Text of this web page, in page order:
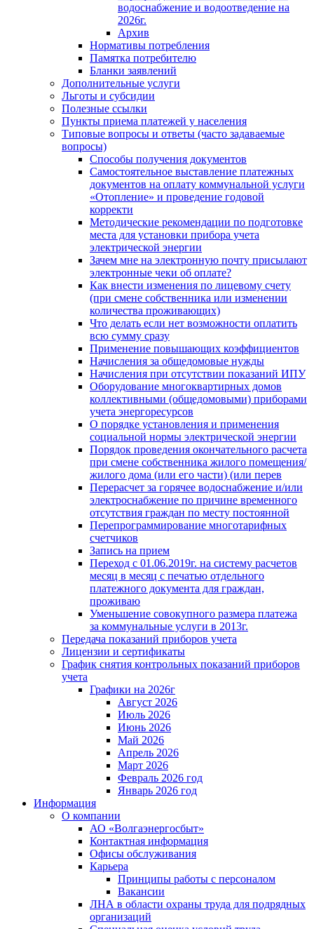
водоснабжение и водоотведение на
2026г.
Архив
Нормативы потребления
Памятка потребителю
Бланки заявлений
Дополнительные услуги
Льготы и субсидии
Полезные ссылки
Пункты приема платежей у населения
Типовые вопросы и ответы (часто задаваемые
вопросы)
Способы получения документов
Самостоятельное выставление платежных
документов на оплату коммунальной услуги
«Отопление» и проведение годовой
корректи
Методические рекомендации по подготовке
места для установки прибора учета
электрической энергии
Зачем мне на электронную почту присылают
электронные чеки об оплате?
Как внести изменения по лицевому счету
(при смене собственника или изменении
количества проживающих)
Что делать если нет возможности оплатить
всю сумму сразу
Применение повышающих коэффициентов
Начисления за общедомовые нужды
Начисления при отсутствии показаний ИПУ
Оборудование многоквартирных домов
коллективными (общедомовыми) приборами
учета энергоресурсов
О порядке установления и применения
социальной нормы электрической энергии
Порядок проведения окончательного расчета
при смене собственника жилого помещения/
жилого дома (или его части) (или перев
Перерасчет за горячее водоснабжение и/или
электроснабжение по причине временного
отсутствия граждан по месту постоянной
Перепрограммирование многотарифных
счетчиков
Запись на прием
Переход с 01.06.2019г. на систему расчетов
месяц в месяц с печатью отдельного
платежного документа для граждан,
проживаю
Уменьшение совокупного размера платежа
за коммунальные услуги в 2013г.
Передача показаний приборов учета
Лицензии и сертификаты
График снятия контрольных показаний приборов
учета
Графики на 2026г
Август 2026
Июль 2026
Июнь 2026
Май 2026
Апрель 2026
Март 2026
Февраль 2026 год
Январь 2026 год
Информация
О компании
АО «Волгаэнергосбыт»
Контактная информация
Офисы обслуживания
Карьера
Принципы работы с персоналом
Вакансии
ЛНА в области охраны труда для подрядных
организаций